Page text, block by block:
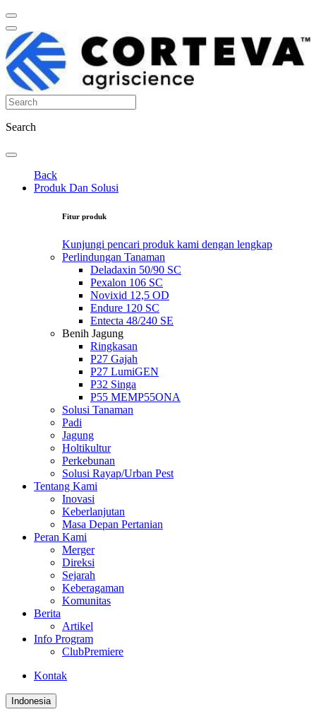
Search
Back
Produk Dan Solusi
Fitur produk
Kunjungi pencari produk kami dengan lengkap
Perlindungan Tanaman
Deladaxin 50/90 SC
Pexalon 106 SC
Novixid 12,5 OD
Endure 120 SC
Entecta 48/240 SE
Benih Jagung
Ringkasan
P27 Gajah
P27 LumiGEN
P32 Singa
P55 MEMP55ONA
Solusi Tanaman
Padi
Jagung
Holtikultur
Perkebunan
Solusi Rayap/Urban Pest
Tentang Kami
Inovasi
Keberlanjutan
Masa Depan Pertanian
Peran Kami
Merger
Direksi
Sejarah
Keberagaman
Komunitas
Berita
Artikel
Info Program
ClubPremiere
Kontak
Indonesia